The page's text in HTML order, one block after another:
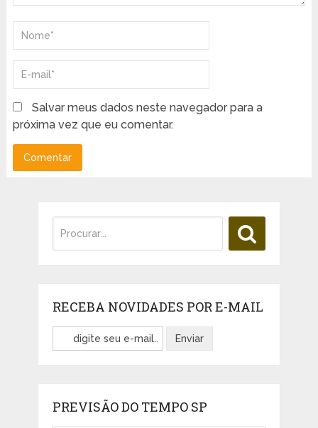
Salvar meus dados neste navegador para a
próxima vez que eu comentar.
RECEBA NOVIDADES POR E-MAIL
PREVISÃO DO TEMPO SP